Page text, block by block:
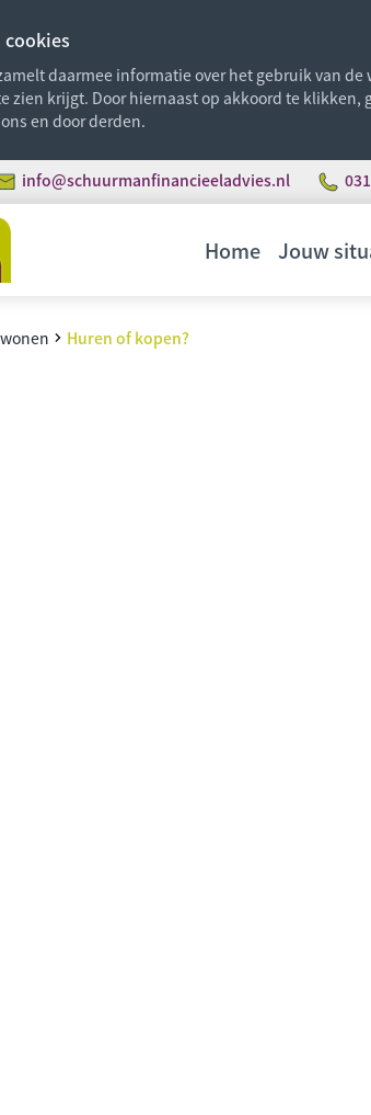
daarmee informatie over het gebruik van
zien krijgt. Door hiernaast op akkoord te
en door derden.
info@schuurmanfinancieeladvies.nl
Home Jouw
Huren of kopen?